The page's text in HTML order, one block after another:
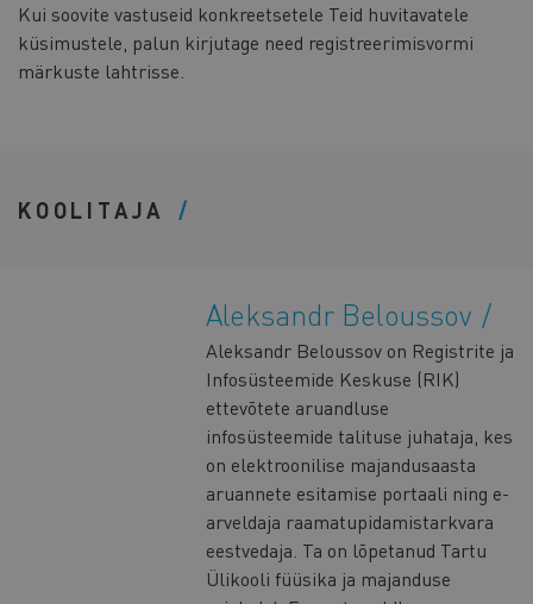
Kui soovite vastuseid konkreetsetele Teid huvitavatele
küsimustele, palun kirjutage need registreerimisvormi
märkuste lahtrisse.
KOOLITAJA
Aleksandr Beloussov
Aleksandr Beloussov on Registrite ja
Infosüsteemide Keskuse (RIK)
ettevõtete aruandluse
infosüsteemide talituse juhataja, kes
on elektroonilise majandusaasta
aruannete esitamise portaali ning e-
arveldaja raamatupidamistarkvara
eestvedaja. Ta on lõpetanud Tartu
Ülikooli füüsika ja majanduse